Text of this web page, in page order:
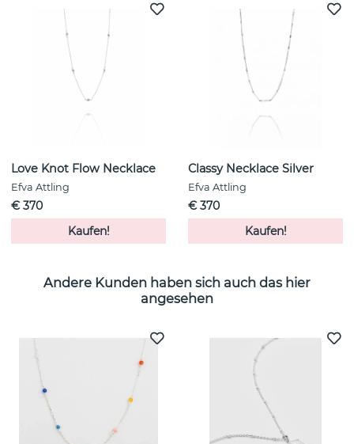
Love Knot Flow Necklace
Efva Attling
€ 370
Kaufen!
Classy Necklace Silver
Efva Attling
€ 370
Kaufen!
Andere Kunden haben sich auch das hier
angesehen